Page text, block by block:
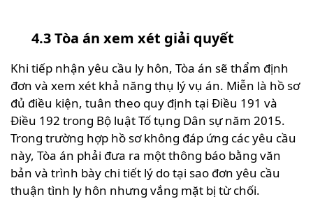
4.3 Tòa án xem xét giải quyết
Khi tiếp nhận yêu cầu ly hôn, Tòa án sẽ thẩm định
đơn và xem xét khả năng thụ lý vụ án. Miễn là hồ sơ
đủ điều kiện, tuân theo quy định tại Điều 191 và
Điều 192 trong Bộ luật Tố tụng Dân sự năm 2015.
Trong trường hợp hồ sơ không đáp ứng các yêu cầu
này, Tòa án phải đưa ra một thông báo bằng văn
bản và trình bày chi tiết lý do tại sao đơn yêu cầu
thuận tình ly hôn nhưng vắng mặt bị từ chối.